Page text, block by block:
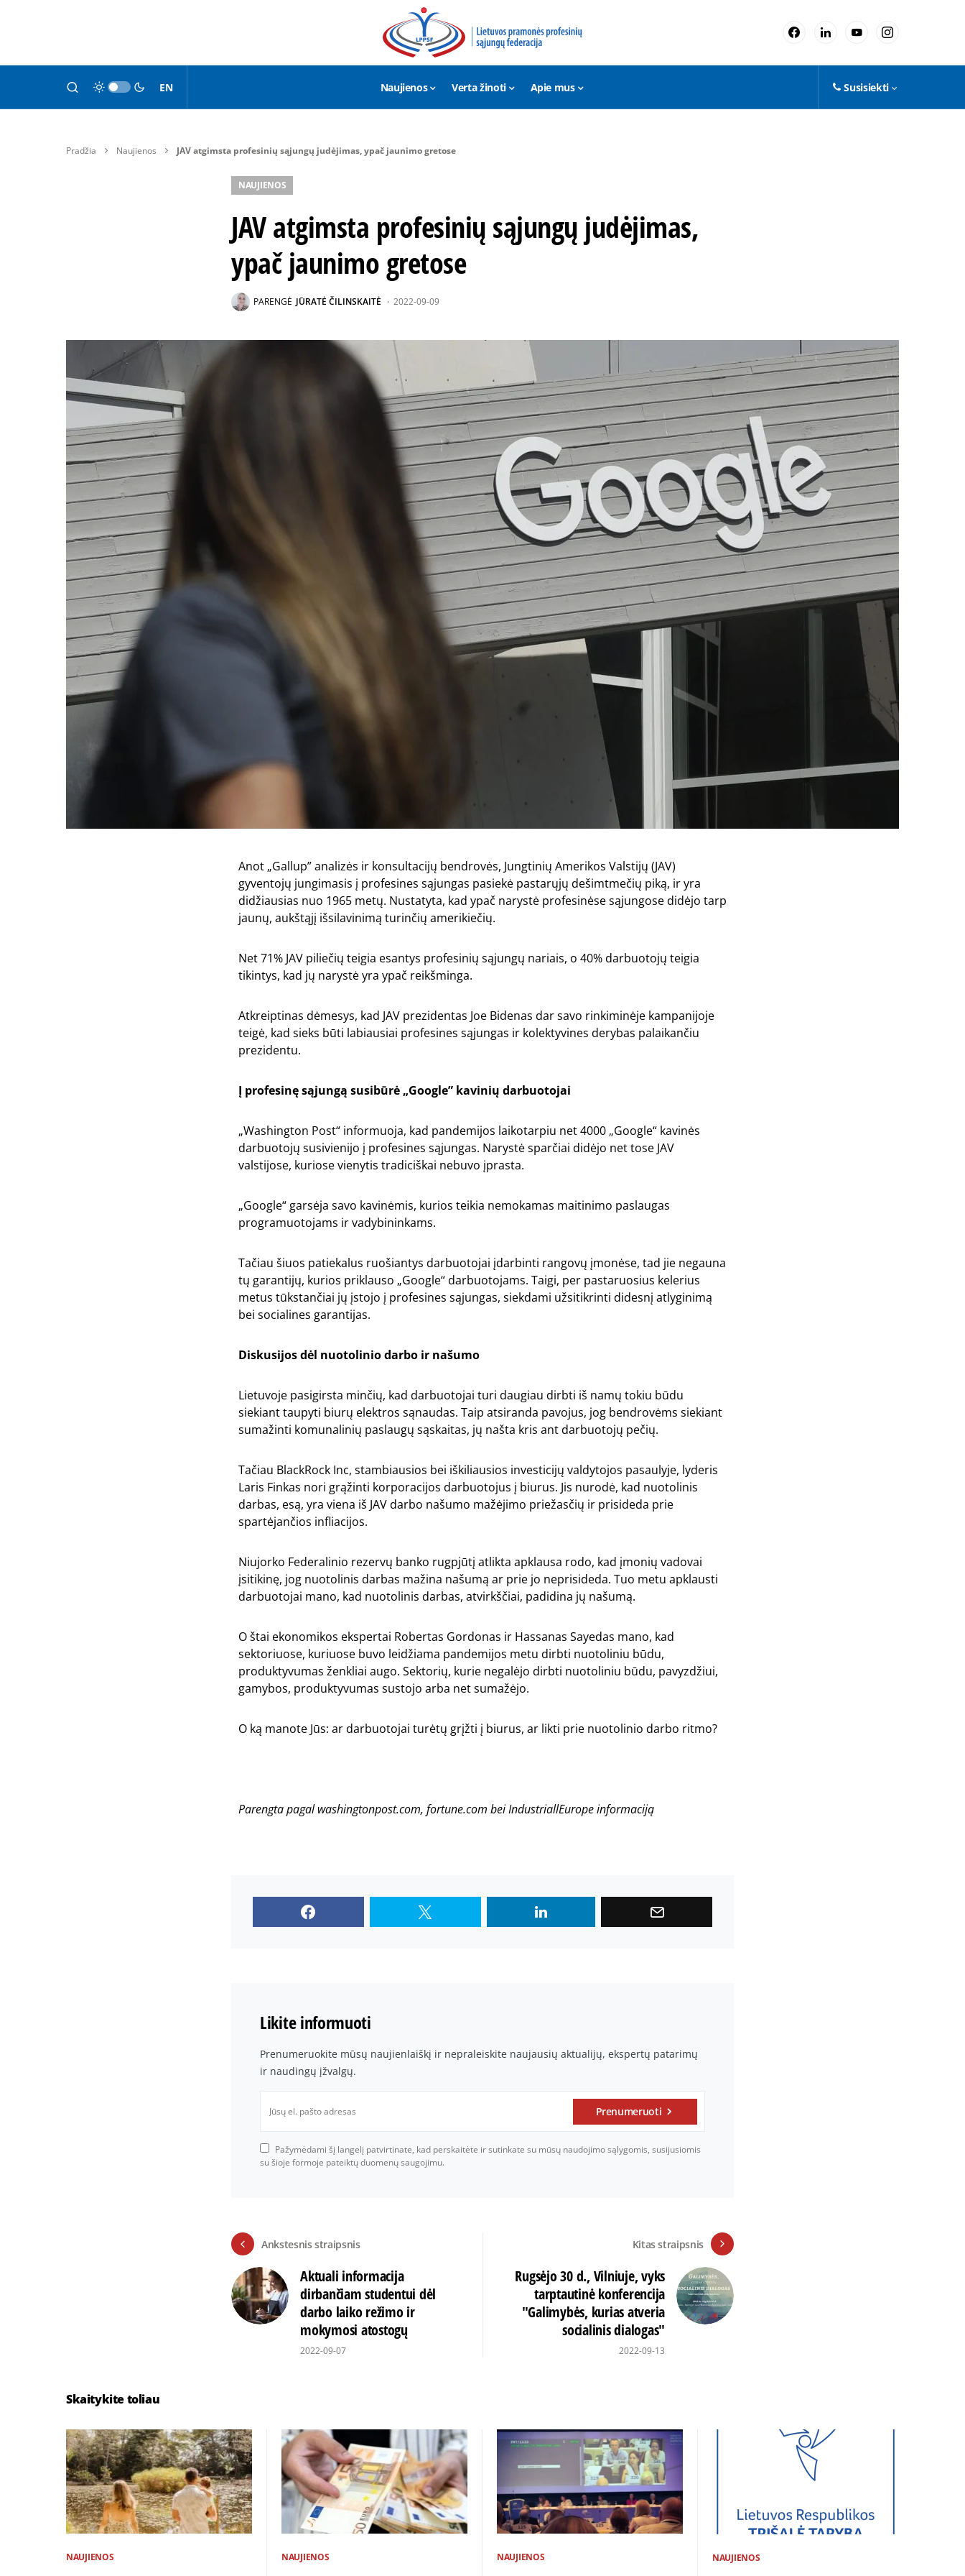
EN Naujienos Verta žinoti Apie mus Susisiekti
Pradžia Naujienos JAV atgimsta profesinių sąjungų judėjimas, ypač jaunimo gretose
NAUJIENOS
JAV atgimsta profesinių sąjungų judėjimas,
ypač jaunimo gretose
PARENGĖ JŪRATĖ ČILINSKAITĖ 2022-09-09
Anot „Gallup” analizės ir konsultacijų bendrovės, Jungtinių Amerikos Valstijų (JAV)
gyventojų jungimasis į profesines sąjungas pasiekė pastarųjų dešimtmečių piką, ir yra
didžiausias nuo 1965 metų. Nustatyta, kad ypač narystė profesinėse sąjungose didėjo tarp
jaunų, aukštąjį išsilavinimą turinčių amerikiečių.
Net 71% JAV piliečių teigia esantys profesinių sąjungų nariais, o 40% darbuotojų teigia
tikintys, kad jų narystė yra ypač reikšminga.
Atkreiptinas dėmesys, kad JAV prezidentas Joe Bidenas dar savo rinkiminėje kampanijoje
teigė, kad sieks būti labiausiai profesines sąjungas ir kolektyvines derybas palaikančiu
prezidentu.
Į profesinę sąjungą susibūrė „Google” kavinių darbuotojai
„Washington Post“ informuoja, kad pandemijos laikotarpiu net 4000 „Google“ kavinės
darbuotojų susivienijo į profesines sąjungas. Narystė sparčiai didėjo net tose JAV
valstijose, kuriose vienytis tradiciškai nebuvo įprasta.
„Google“ garsėja savo kavinėmis, kurios teikia nemokamas maitinimo paslaugas
programuotojams ir vadybininkams.
Tačiau šiuos patiekalus ruošiantys darbuotojai įdarbinti rangovų įmonėse, tad jie negauna
tų garantijų, kurios priklauso „Google“ darbuotojams. Taigi, per pastaruosius kelerius
metus tūkstančiai jų įstojo į profesines sąjungas, siekdami užsitikrinti didesnį atlyginimą
bei socialines garantijas.
Diskusijos dėl nuotolinio darbo ir našumo
Lietuvoje pasigirsta minčių, kad darbuotojai turi daugiau dirbti iš namų tokiu būdu
siekiant taupyti biurų elektros sąnaudas. Taip atsiranda pavojus, jog bendrovėms siekiant
sumažinti komunalinių paslaugų sąskaitas, jų našta kris ant darbuotojų pečių.
Tačiau BlackRock Inc, stambiausios bei iškiliausios investicijų valdytojos pasaulyje, lyderis
Laris Finkas nori grąžinti korporacijos darbuotojus į biurus. Jis nurodė, kad nuotolinis
darbas, esą, yra viena iš JAV darbo našumo mažėjimo priežasčių ir prisideda prie
spartėjančios infliacijos.
Niujorko Federalinio rezervų banko rugpjūtį atlikta apklausa rodo, kad įmonių vadovai
įsitikinę, jog nuotolinis darbas mažina našumą ar prie jo neprisideda. Tuo metu apklausti
darbuotojai mano, kad nuotolinis darbas, atvirkščiai, padidina jų našumą.
O štai ekonomikos ekspertai Robertas Gordonas ir Hassanas Sayedas mano, kad
sektoriuose, kuriuose buvo leidžiama pandemijos metu dirbti nuotoliniu būdu,
produktyvumas ženkliai augo. Sektorių, kurie negalėjo dirbti nuotoliniu būdu, pavyzdžiui,
gamybos, produktyvumas sustojo arba net sumažėjo.
O ką manote Jūs: ar darbuotojai turėtų grįžti į biurus, ar likti prie nuotolinio darbo ritmo?
Parengta pagalwashingtonpost.com, fortune.com bei IndustriallEurope informaciją
Likite informuoti
Prenumeruokite mūsų naujienlaiškį ir nepraleiskite naujausių aktualijų, ekspertų patarimų
ir naudingų įžvalgų.
Prenumeruoti
Pažymėdami šį langelį patvirtinate, kad perskaitėte ir sutinkate su mūsų naudojimo sąlygomis, susijusiomis
su šioje formoje pateiktų duomenų saugojimu.
Ankstesnis straipsnis
Aktuali informacija
dirbančiam studentui dėl
darbo laiko režimo ir
mokymosi atostogų
2022-09-07
Kitas straipsnis
Rugsėjo 30 d., Vilniuje, vyks
tarptautinė konferencija
"Galimybės, kurias atveria
socialinis dialogas"
2022-09-13
Skaitykite toliau
NAUJIENOS NAUJIENOS NAUJIENOS NAUJIENOS